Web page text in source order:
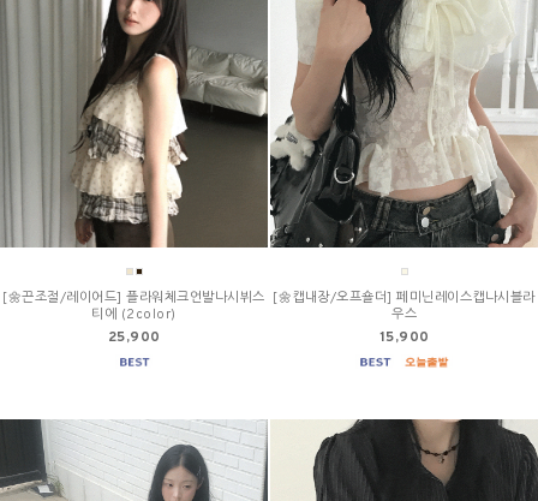
[🌼끈조절/레이어드] 플라워체크언발나시뷔스
티에 (2color)
25,900
[🌼캡내장/오프숄더] 페미닌레이스캡나시블라
우스
15,900